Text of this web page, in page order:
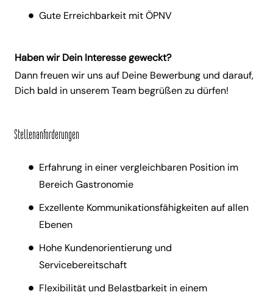
Gute Erreichbarkeit mit ÖPNV
Haben wir Dein Interesse geweckt?
Dann freuen wir uns auf Deine Bewerbung und darauf,
Dich bald in unserem Team begrüßen zu dürfen!
Stellenanforderungen
Erfahrung in einer vergleichbaren Position im
Bereich Gastronomie
Exzellente Kommunikationsfähigkeiten auf allen
Ebenen
Hohe Kundenorientierung und
Servicebereitschaft
Flexibilität und Belastbarkeit in einem